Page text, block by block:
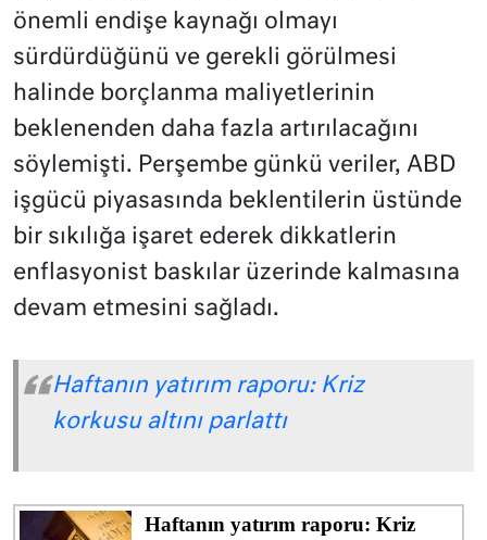
önemli endişe kaynağı olmayı
sürdürdüğünü ve gerekli görülmesi
halinde borçlanma maliyetlerinin
beklenenden daha fazla artırılacağını
söylemişti. Perşembe günkü veriler, ABD
işgücü piyasasında beklentilerin üstünde
bir sıkılığa işaret ederek dikkatlerin
enflasyonist baskılar üzerinde kalmasına
devam etmesini sağladı.
Haftanın yatırım raporu: Kriz
korkusu altını parlattı